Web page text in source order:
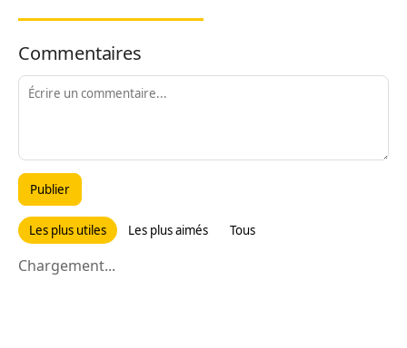
Commentaires
Publier
Les plus utiles Les plus aimés Tous
Chargement...